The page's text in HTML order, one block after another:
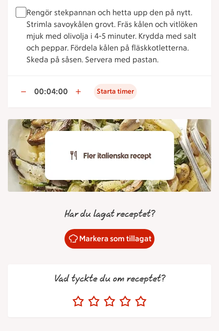
Rengör stekpannan och hetta upp den på nytt.
Strimla savoykålen grovt. Fräs kålen och vitlöken
mjuk med olivolja i 4-5 minuter. Krydda med salt
och peppar. Fördela kålen på fläskkotletterna.
Skeda på såsen. Servera med pastan.
00:04:00 Starta timer
Har du lagat receptet?
Markera som tillagat
Vad tyckte du om receptet?